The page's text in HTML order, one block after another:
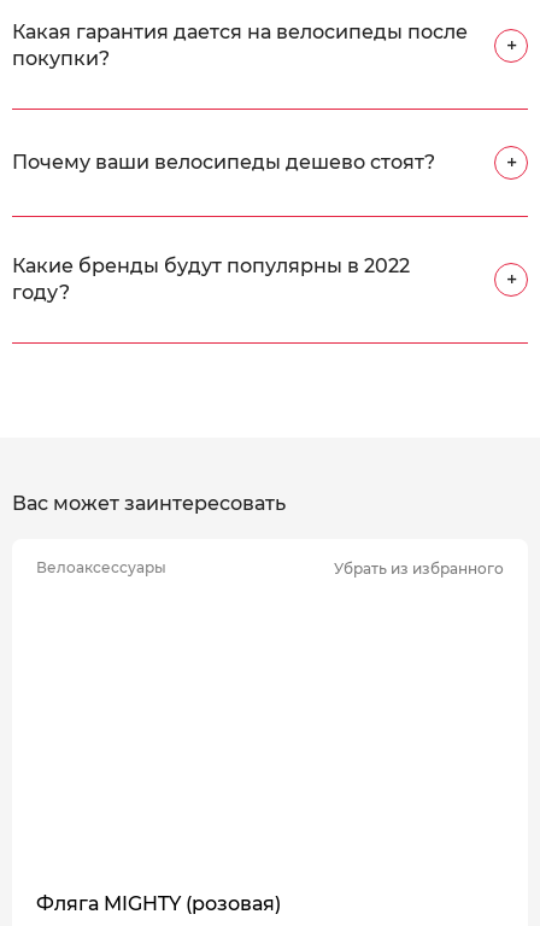
Какая гарантия дается на велосипеды после
покупки?
+
Почему ваши велосипеды дешево стоят? +
Какие бренды будут популярны в 2022
году?
+
Вас может заинтересовать
Велоаксессуары Убрать из избранного
Фляга MIGHTY (розовая)